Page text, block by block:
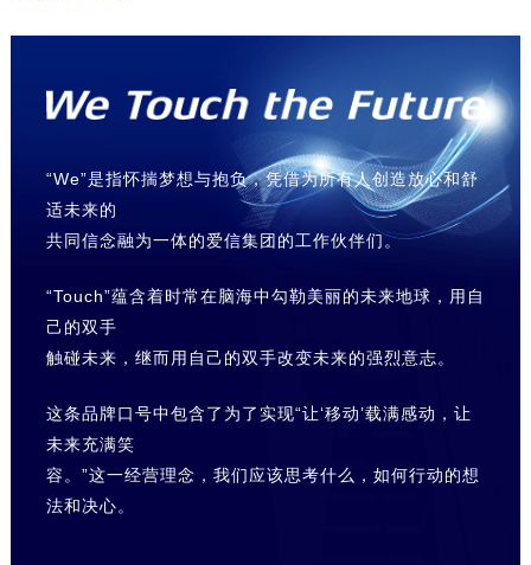
“We”是指怀揣梦想与抱负，凭借为所有人创造放心和舒
适未来的
共同信念融为一体的爱信集团的工作伙伴们。
“Touch”蕴含着时常在脑海中勾勒美丽的未来地球，用自
己的双手
触碰未来，继而用自己的双手改变未来的强烈意志。
这条品牌口号中包含了为了实现“让‘移动’载满感动，让
未来充满笑
容。”这一经营理念，我们应该思考什么，如何行动的想
法和决心。